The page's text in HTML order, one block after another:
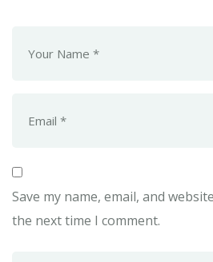
Save my name, email, and
the next time I comment.